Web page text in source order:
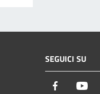
SEGUICI SU
Facebook